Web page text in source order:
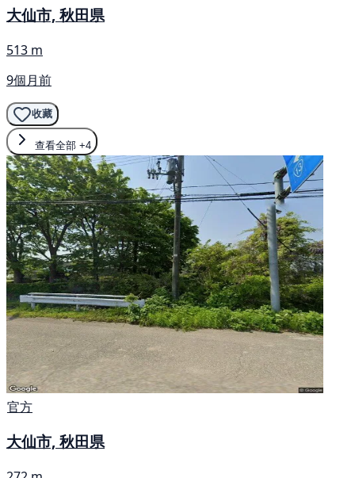
大仙市, 秋田県
513 m
9個月前
收藏
查看全部 +4
官方
大仙市, 秋田県